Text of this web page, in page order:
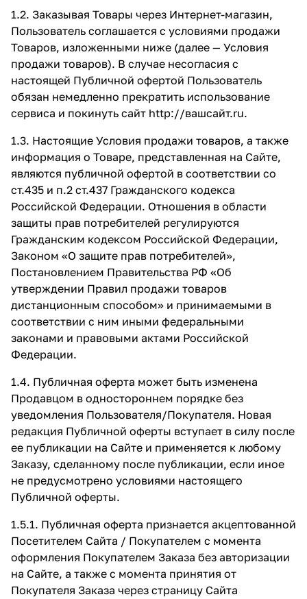
1.2. Заказывая Товары через Интернет-магазин,
Пользователь соглашается с условиями продажи
Товаров, изложенными ниже (далее — Условия
продажи товаров). В случае несогласия с
настоящей Публичной офертой Пользователь
обязан немедленно прекратить использование
сервиса и покинуть сайт http://вашсайт.ru.
1.3. Настоящие Условия продажи товаров, а также
информация о Товаре, представленная на Сайте,
являются публичной офертой в соответствии со
ст.435 и п.2 ст.437 Гражданского кодекса
Российской Федерации. Отношения в области
защиты прав потребителей регулируются
Гражданским кодексом Российской Федерации,
Законом «О защите прав потребителей»,
Постановлением Правительства РФ «Об
утверждении Правил продажи товаров
дистанционным способом» и принимаемыми в
соответствии с ним иными федеральными
законами и правовыми актами Российской
Федерации.
1.4. Публичная оферта может быть изменена
Продавцом в одностороннем порядке без
уведомления Пользователя/Покупателя. Новая
редакция Публичной оферты вступает в силу после
ее публикации на Сайте и применяется к любому
Заказу, сделанному после публикации, если иное
не предусмотрено условиями настоящего
Публичной оферты.
1.5.1. Публичная оферта признается акцептованной
Посетителем Сайта / Покупателем с момента
оформления Покупателем Заказа без авторизации
на Сайте, а также с момента принятия от
Покупателя Заказа через страницу Сайта